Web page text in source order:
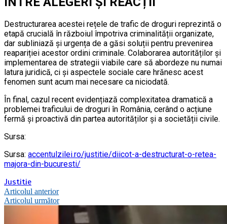
Destructurarea acestei rețele de trafic de droguri reprezintă o
etapă crucială în războiul împotriva criminalității organizate,
dar subliniază și urgența de a găsi soluții pentru prevenirea
reapariției acestor ordini criminale. Colaborarea autorităților și
implementarea de strategii viabile care să abordeze nu numai
latura juridică, ci și aspectele sociale care hrănesc acest
fenomen sunt acum mai necesare ca niciodată.
În final, cazul recent evidențiază complexitatea dramatică a
problemei traficului de droguri în România, cerând o acțiune
fermă și proactivă din partea autorităților și a societății civile.
Sursa:
Sursa: accentulzilei.ro/justitie/diicot-a-destructurat-o-retea-
majora-din-bucuresti/
Justitie
Navigare
în
Articolul anterior
Articolul următor